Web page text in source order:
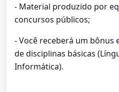
- Material produzido por
concursos públicos;
- Você receberá um bônus
de disciplinas básicas
Informática).